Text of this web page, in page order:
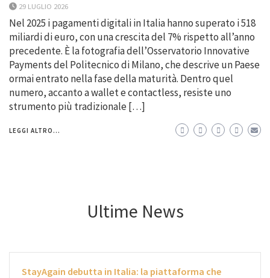
29 LUGLIO 2026
Nel 2025 i pagamenti digitali in Italia hanno superato i 518
miliardi di euro, con una crescita del 7% rispetto all’anno
precedente. È la fotografia dell’Osservatorio Innovative
Payments del Politecnico di Milano, che descrive un Paese
ormai entrato nella fase della maturità. Dentro quel
numero, accanto a wallet e contactless, resiste uno
strumento più tradizionale […]
LEGGI ALTRO...
Ultime News
StayAgain debutta in Italia: la piattaforma che